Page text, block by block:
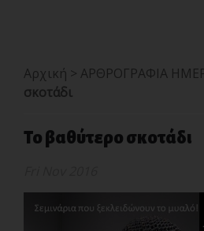
Αρχική > ΑΡΘΡΟΓΡΑΦΙΑ
σκοτάδι
Το βαθύτερο σκοτάδι